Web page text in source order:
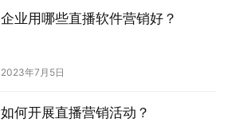
企业用哪些直播软件营销好？
2023年7月5日
如何开展直播营销活动？